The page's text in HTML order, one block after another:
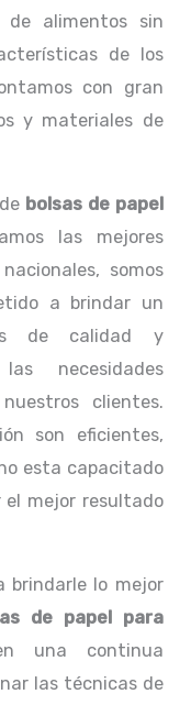
de alimentos sin
de los
con gran
y materiales de
bolsas de papel
las mejores
somos
a brindar un
de calidad y
necesidades
clientes.
son eficientes,
esta capacitado
mejor resultado
brindarle lo mejor
de papel para
una continua
las técnicas de